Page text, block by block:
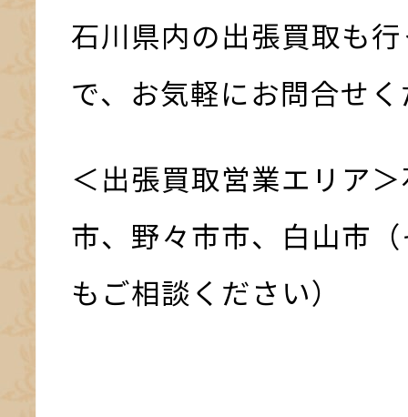
石川県内の出張買取も
で、お気軽にお問合せ
＜出張買取営業エリア
市、野々市市、白山市
もご相談ください）